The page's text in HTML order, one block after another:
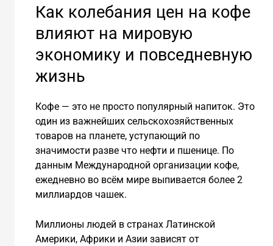
Как колебания цен на кофе
влияют на мировую
экономику и повседневную
жизнь
Кофе — это не просто популярный напиток. Это
один из важнейших сельскохозяйственных
товаров на планете, уступающий по
значимости разве что нефти и пшенице. По
данным Международной организации кофе,
ежедневно во всём мире выпивается более 2
миллиардов чашек.
Миллионы людей в странах Латинской
Америки, Африки и Азии зависят от